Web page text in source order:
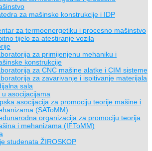
za mašinske konstrukcije i IDP
za termoenergetiku i procesno mašinstvo
tijelo za atestiranje vozila
za primijenjenu mehaniku i
konstrukcije
za CNC mašine alatke i CIM sisteme
za zavarivanje i ispitivanje materijala
sala
u asocijacijama
asocijacija za promociju teorije mašine i
(SAToMM)
organizacija za promociju teorija
i mehanizama (IFToMM)
studenata ŽIROSKOP